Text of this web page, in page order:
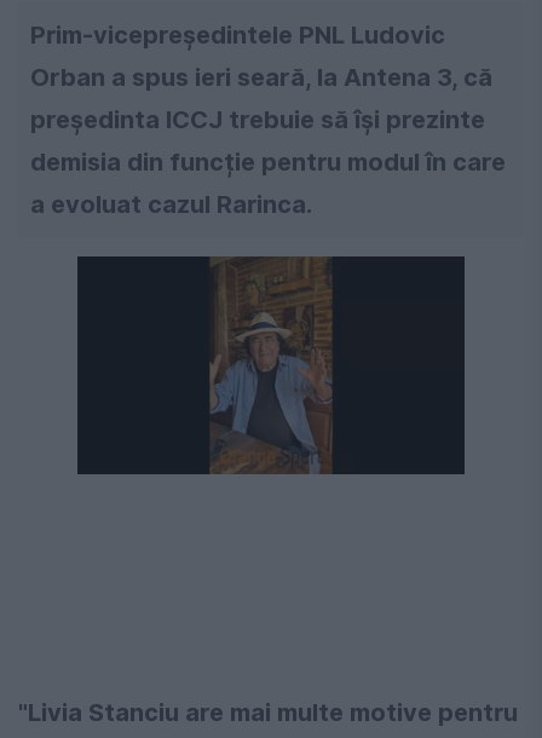
Prim-vicepreședintele PNL Ludovic
Orban a spus ieri seară, la Antena 3, că
președinta ICCJ trebuie să își prezinte
demisia din funcție pentru modul în care
a evoluat cazul Rarinca.
"Livia Stanciu are mai multe motive pentru